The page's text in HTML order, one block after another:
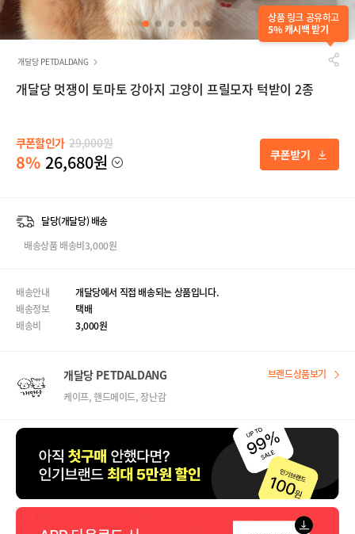
상품 링크 공유하고
5% 캐시백 받기
개달당 PETDALDANG
개달당 멋쟁이 토마토 강아지 고양이 프릴모자 턱받이 2종
쿠폰할인가 29,000원
8% 26,680원
달당(개달당) 배송
배송상품 배송비3,000원
배송안내
개달당에서 직접 배송되는 상품입니다.
배송정보
택배
배송비
3,000원
개달당 PETDALDANG
케이프, 핸드메이드, 장난감
브랜드상품보기